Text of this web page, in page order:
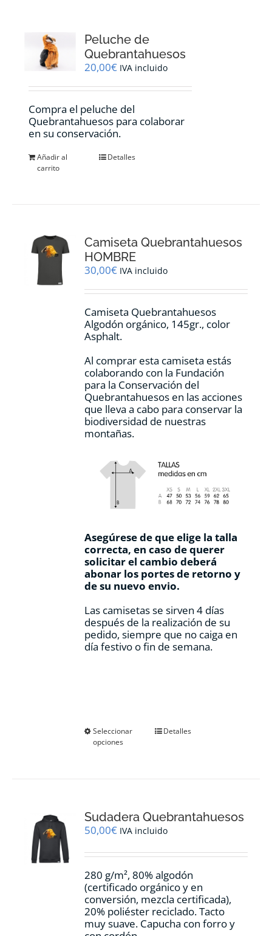
Peluche de
Quebrantahuesos
20,00€ IVA incluido
Compra el peluche del
Quebrantahuesos para colaborar
en su conservación.
Añadir al
carrito
Detalles
Camiseta Quebrantahuesos
HOMBRE
30,00€ IVA incluido
Camiseta Quebrantahuesos
Algodón orgánico, 145gr., color
Asphalt.
Al comprar esta camiseta estás
colaborando con la Fundación
para la Conservación del
Quebrantahuesos en las acciones
que lleva a cabo para conservar la
biodiversidad de nuestras
montañas.
Asegúrese de que elige la talla
correcta, en caso de querer
solicitar el cambio deberá
abonar los portes de retorno y
de su nuevo envio.
Las camisetas se sirven 4 días
después de la realización de su
pedido, siempre que no caiga en
día festivo o fin de semana.
Seleccionar
opciones
Este
se
pueden
en
página
de
producto
Detalles
Sudadera Quebrantahuesos
50,00€ IVA incluido
280 g/m², 80% algodón
(certificado orgánico y en
conversión, mezcla certificada),
20% poliéster reciclado. Tacto
muy suave. Capucha con forro y